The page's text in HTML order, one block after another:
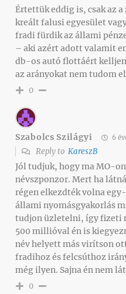
Értettük eddig is, csak az
kreált falusi egyesület
fradi fürdik az állami
– aki azért adott valamit
db-os autó flottáért kelljen
az arányokat nem tudom
0
Szabolcs Szilágyi 6
Reply to KareszB
Jól tudjuk, hogy ma MO-
névszponzor. Mert ha
régen elkezdték volna
állami nyomásgyakorlás
tudjon üzletelni, így fizeti
500 millióval én is
név helyett más virítson
fradihoz és felcsúthoz
még ilyen. Sajna én nem
0